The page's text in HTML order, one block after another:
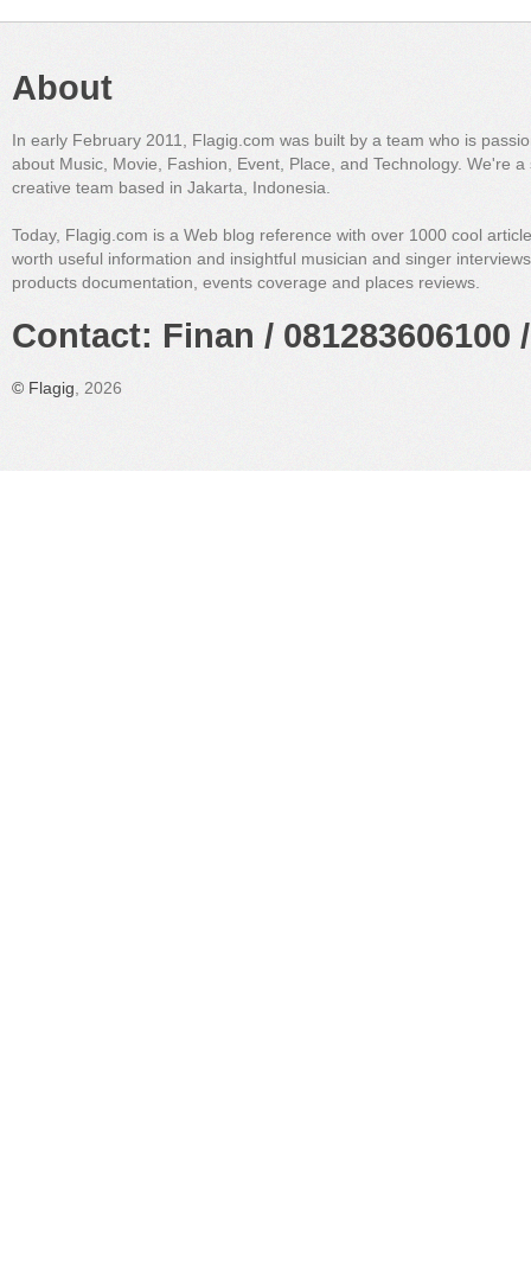
About
In early February 2011, Flagig.com was built by a team who is
about Music, Movie, Fashion, Event, Place, and Technology. We're a
creative team based in Jakarta, Indonesia.
Today, Flagig.com is a Web blog reference with over 1000 cool
worth useful information and insightful musician and singer
products documentation, events coverage and places reviews.
Contact: Finan /
© Flagig , 2026